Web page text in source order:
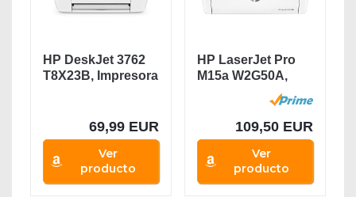
HP DeskJet 3762
T8X23B, Impresora
69,99 EUR
Ver
producto
HP LaserJet Pro
M15a W2G50A,
Impresora A4...
109,50 EUR
Ver
producto